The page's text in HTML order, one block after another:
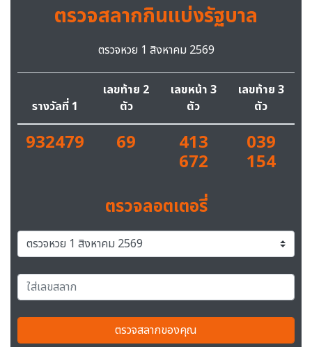
ตรวจสลากกินแบ่งรัฐบาล
ตรวจหวย 1 สิงหาคม 2569
รางวัลที่ 1
เลขท้าย 2
ตัว
เลขหน้า 3
ตัว
เลขท้าย 3
ตัว
932479 69 413
672
039
154
ตรวจลอตเตอรี่
ตรวจสลากของคุณ